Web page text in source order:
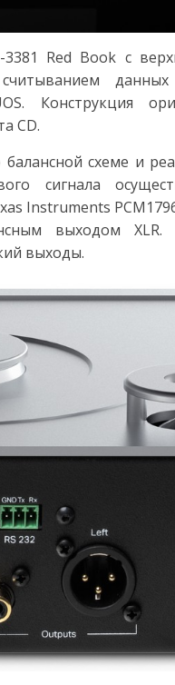
Red Book с
данных
Конструкция
CD.
схеме и
сигнала
Instruments
выходом XLR.
выходы.